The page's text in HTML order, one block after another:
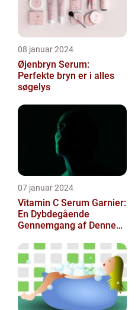
08 januar 2024
Øjenbryn Serum:
Perfekte bryn er i alles
søgelys
07 januar 2024
Vitamin C Serum Garnier:
En Dybdegående
Gennemgang af Denne
Kosmetikfavorit